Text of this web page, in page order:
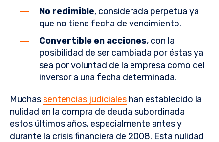
No redimible, considerada perpetua ya
que no tiene fecha de vencimiento.
Convertible en acciones, con la
posibilidad de ser cambiada por éstas ya
sea por voluntad de la empresa como del
inversor a una fecha determinada.
Muchassentencias judiciales han establecido la
nulidad en la compra de deuda subordinada
estos últimos años, especialmente antes y
durante la crisis financiera de 2008. Esta nulidad